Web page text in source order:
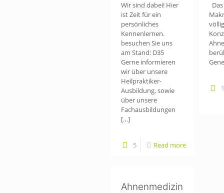
Wir sind dabei! Hier
ist Zeit für ein
persönliches
Kennenlernen.
besuchen Sie uns
am Stand: D35
Gerne informieren
wir über unsere
Heilpraktiker-
Ausbildung, sowie
über unsere
Fachausbildungen
[…]
5 Read more
Ahnenmedizin